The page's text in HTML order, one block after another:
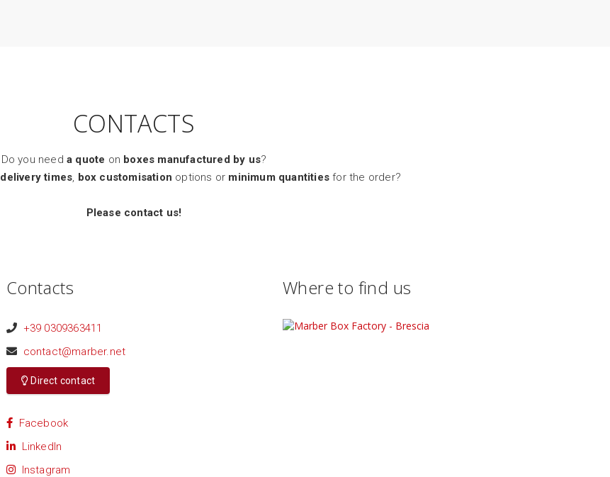
CONTACTS
Do you needa quote on boxes manufactured by us?
delivery times, box customisation options or minimum quantities for the order?
Please contact us!
Contacts
+39 0309363411
contact@marber.net
Direct contact
Facebook
LinkedIn
Instagram
Where to find us